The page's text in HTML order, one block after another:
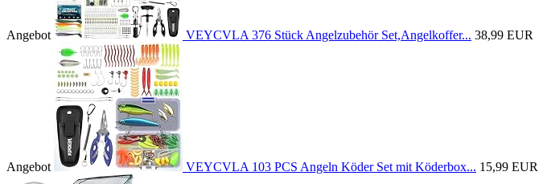
Angebot VEYCVLA 376 Stück Angelzubehör Set,Angelkoffer... 38,99 EUR
Angebot VEYCVLA 103 PCS Angeln Köder Set mit Köderbox... 15,99 EUR